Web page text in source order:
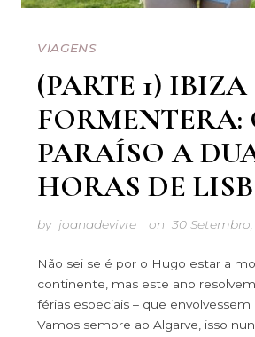
VIAGENS
(PARTE 1) IBIZA
FORMENTERA:
PARAÍSO A
HORAS DE
by joanadevivre on 30 Setembro,
Não sei se é por o Hugo estar a
continente, mas este ano
férias especiais – que envolvessem
Vamos sempre ao Algarve, isso